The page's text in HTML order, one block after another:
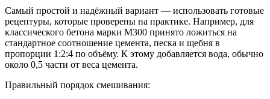
Самый простой и надёжный вариант — использовать готовые
рецептуры, которые проверены на практике. Например, для
классического бетона марки М300 принято ложиться на
стандартное соотношение цемента, песка и щебня в
пропорции 1:2:4 по объёму. К этому добавляется вода, обычно
около 0,5 части от веса цемента.
Правильный порядок смешивания: